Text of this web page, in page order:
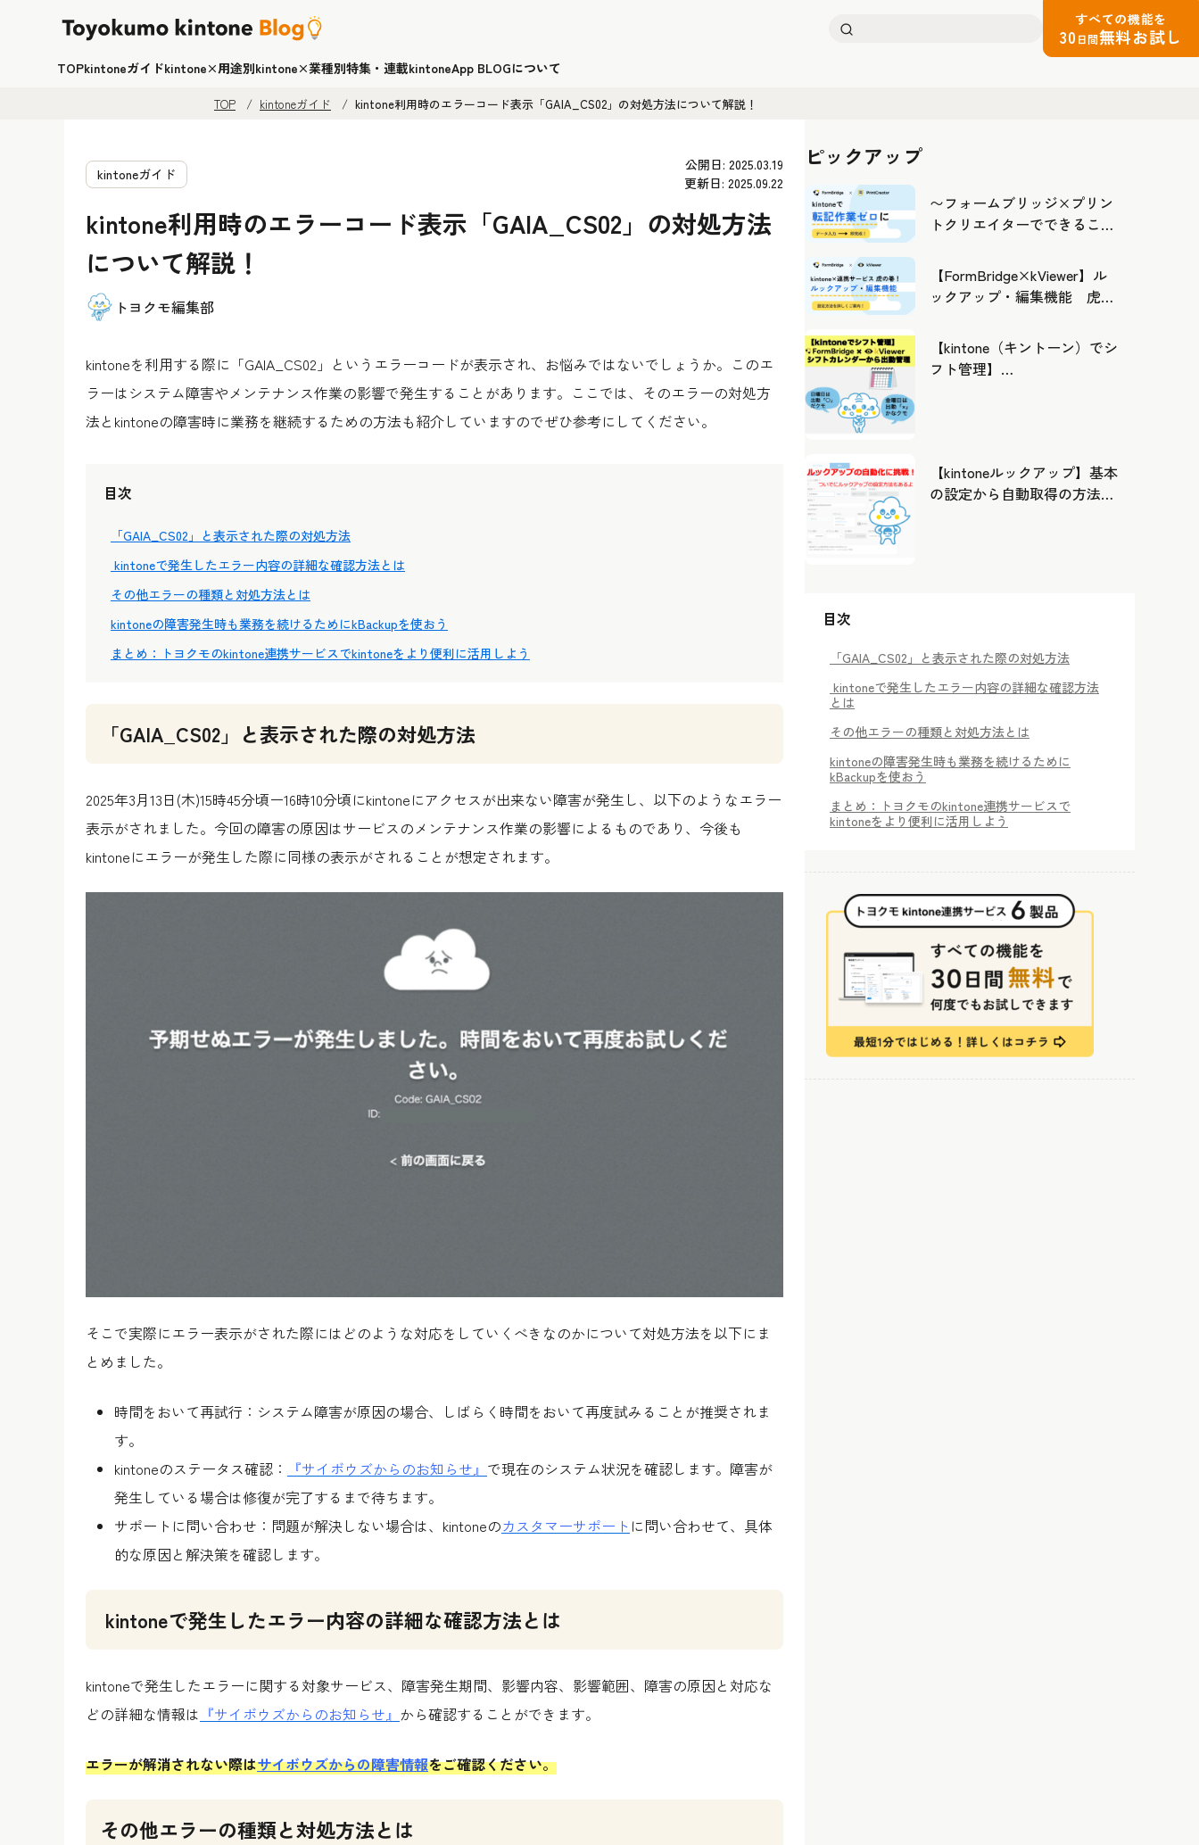
検
すべての機能を
30 日間無料お試し
TOPkintoneガイドkintone×用途別kintone×業種別特集・連載kintoneApp BLOGについて
TOP kintoneガイド kintone利用時のエラーコード表示「GAIA_CS02」の対処方法について解説！
kintoneガイド
公開日: 2025.03.19
更新日: 2025.09.22
kintone利用時のエラーコード表示「GAIA_CS02」の対処方法
について解説！
トヨクモ編集部
kintoneを利用する際に「GAIA_CS02」というエラーコードが表示され、お悩みではないでしょうか。このエ
ラーはシステム障害やメンテナンス作業の影響で発生することがあります。ここでは、そのエラーの対処方
法とkintoneの障害時に業務を継続するための方法も紹介していますのでぜひ参考にしてください。
目次
「GAIA_CS02」と表示された際の対処方法
kintoneで発生したエラー内容の詳細な確認方法とは
その他エラーの種類と対処方法とは
kintoneの障害発生時も業務を続けるためにkBackupを使おう
まとめ：トヨクモのkintone連携サービスでkintoneをより便利に活用しよう
「GAIA_CS02」と表示された際の対処方法
2025年3月13日(木)15時45分頃ー16時10分頃にkintoneにアクセスが出来ない障害が発生し、以下のようなエラー
表示がされました。今回の障害の原因はサービスのメンテナンス作業の影響によるものであり、今後も
kintoneにエラーが発生した際に同様の表示がされることが想定されます。
そこで実際にエラー表示がされた際にはどのような対応をしていくべきなのかについて対処方法を以下にま
とめました。
時間をおいて再試行：システム障害が原因の場合、しばらく時間をおいて再度試みることが推奨されま
す。
kintoneのステータス確認：
『サイボウズからのお知らせ』 で現在のシステム状況を確認します。障害が
発生している場合は修復が完了するまで待ちます。
サポートに問い合わせ：問題が解決しない場合は、kintoneのカスタマーサポート に問い合わせて、具体
的な原因と解決策を確認します。
kintoneで発生したエラー内容の詳細な確認方法とは
kintoneで発生したエラーに関する対象サービス、障害発生期間、影響内容、影響範囲、障害の原因と対応な
どの詳細な情報は 『サイボウズからのお知らせ』 から確認することができます。
エラーが解消されない際はサイボウズからの障害情報をご確認ください。
その他エラーの種類と対処方法とは
ピックアップ
〜フォームブリッジ×プリン
トクリエイターでできるこ
よう
【FormBridge×kViewer】ル
ックアップ・編集機能 虎の
【kintone（キントーン）でシ
フト管理】
【kintoneルックアップ】基本
の設定から自動取得の方法ま
目次
「GAIA_CS02」と表示された際の対処方法
kintoneで発生したエラー内容の詳細な確認方法
とは
その他エラーの種類と対処方法とは
kintoneの障害発生時も業務を続けるために
kBackupを使おう
まとめ：トヨクモのkintone連携サービスで
kintoneをより便利に活用しよう